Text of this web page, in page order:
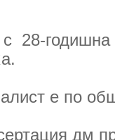
28-годишна
е по
дм